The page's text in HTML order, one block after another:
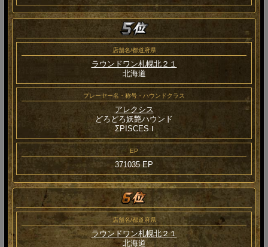
店舗名/都道府県
ラウンドワン札幌北２１
北海道
プレーヤー名・称号・ハウンドクラス
アレクシス
どろどろ妖艶ハウンド
ΣPISCES Ⅰ
EP
371035 EP
店舗名/都道府県
ラウンドワン札幌北２１
北海道